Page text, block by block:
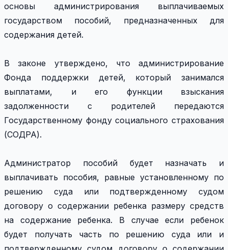
основы администрирования выплачиваемых
государством пособий, предназначенных для
содержания детей.
В законе утверждено, что администрирование
Фонда поддержки детей, который занимался
выплатами, и его функции взыскания
задолженности с родителей передаются
Государственному фонду социального страхования
(СОДРА).
Администратор пособий будет назначать и
выплачивать пособия, равные установленному по
решению суда или подтвержденному судом
договору о содержании ребенка размеру средств
на содержание ребенка. В случае если ребенок
будет получать часть по решению суда или и